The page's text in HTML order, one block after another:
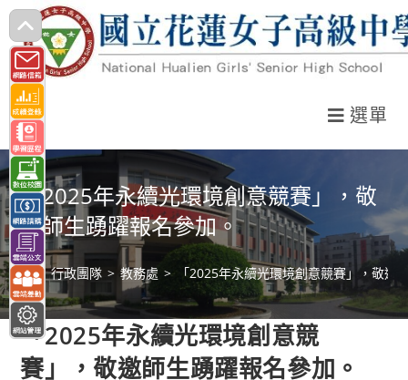
跳
轉
至
主
要
內
容
選單
「2025年永續光環境創意競賽」，敬
邀師生踴躍報名參加。
> 行政團隊 > 教務處 > 「2025年永續光環境創意競賽」，敬邀
「2025年永續光環境創意競
賽」，敬邀師生踴躍報名參加。